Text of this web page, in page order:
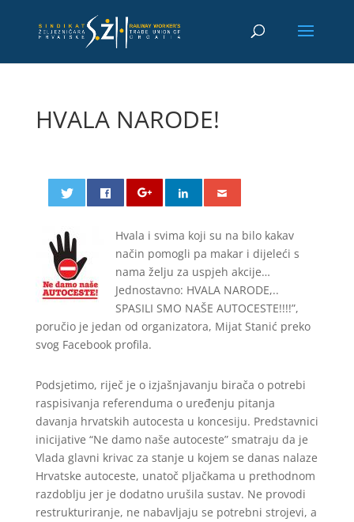
HVALA NARODE!
Hvala i svima koji su na bilo kakav
način pomogli pa makar i dijeleći s
nama želju za uspjeh akcije…
Jednostavno: HVALA NARODE,..
SPASILI SMO NAŠE AUTOCESTE!!!!”,
poručio je jedan od organizatora, Mijat Stanić preko
svog Facebook profila.
Podsjetimo, riječ je o izjašnjavanju birača o potrebi
raspisivanja referenduma o uređenju pitanja
davanja hrvatskih autocesta u koncesiju. Predstavnici
inicijative “Ne damo naše autoceste” smatraju da je
Vlada glavni krivac za stanje u kojem se danas nalaze
Hrvatske autoceste, unatoč pljačkama u prethodnom
razdoblju jer je dodatno urušila sustav. Ne provodi
restrukturiranje, ne nabavljaju se potrebni strojevi, a